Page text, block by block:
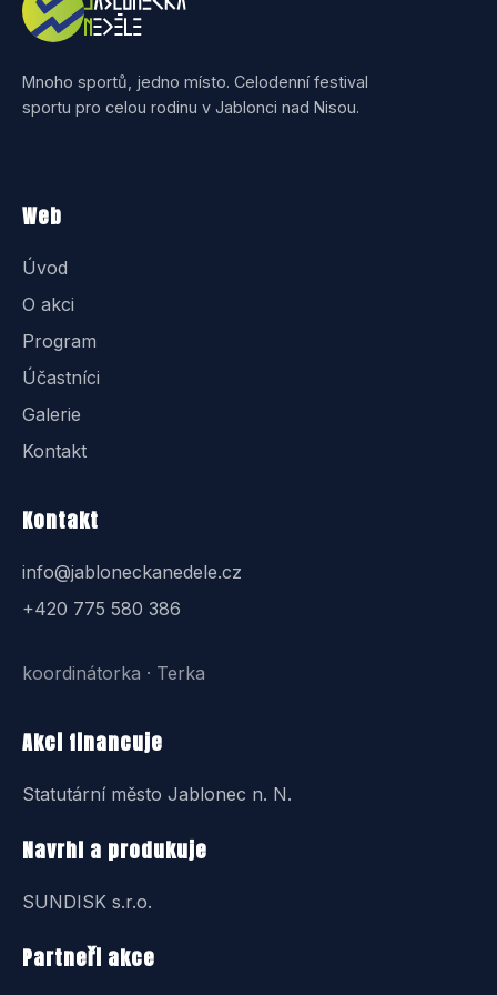
Mnoho sportů, jedno místo. Celodenní festival
sportu pro celou rodinu v Jablonci nad Nisou.
Web
Úvod
O akci
Program
Účastníci
Galerie
Kontakt
Kontakt
info@jabloneckanedele.cz
+420 775 580 386
koordinátorka · Terka
Akci financuje
Statutární město Jablonec n. N.
Navrhl a produkuje
SUNDISK s.r.o.
Partneři akce